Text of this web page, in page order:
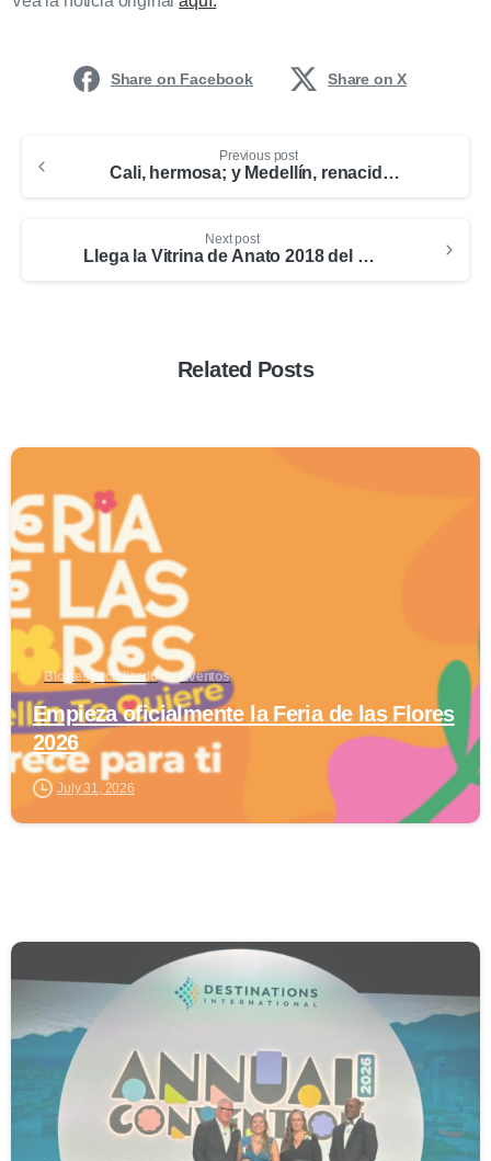
Share on Facebook Share on X
Previous post
Cali, hermosa; y Medellín, renacida: The Telegraph y Forbes elogian a Colombia
Next post
Llega la Vitrina de Anato 2018 del 21 hasta el 23 de febrero
Related Posts
Blog especializado Eventos
Empieza oficialmente la Feria de las Flores
2026
July 31, 2026